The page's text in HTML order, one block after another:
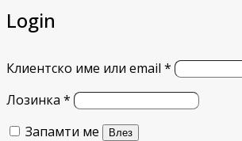
Login
Клиентско име или email *
Лозинка *
Запамти ме
Влез